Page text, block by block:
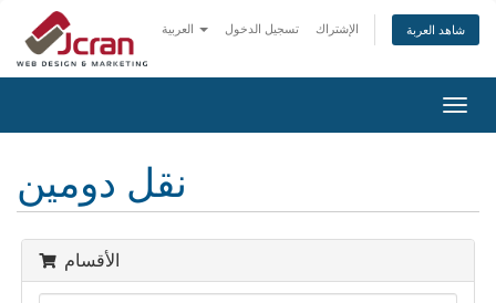
تسجيل الدخول الإشتراك شاهد العربة
تبديل
التنقل
نقل دومين
الأقسام